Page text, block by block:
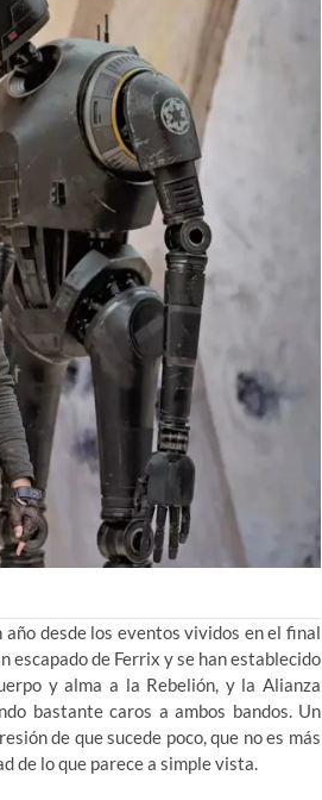
desde los eventos vividos en el final
escapado de Ferrix y se han establecido
y alma a la Rebelión, y la Alianza
bastante caros a ambos bandos. Un
de que sucede poco, que no es más
de lo que parece a simple vista.